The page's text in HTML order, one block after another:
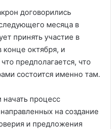
договорились
месяца в
принять участие в
октября, и
предполагается, что
состоится именно там.
процесс
на создание
и предложения